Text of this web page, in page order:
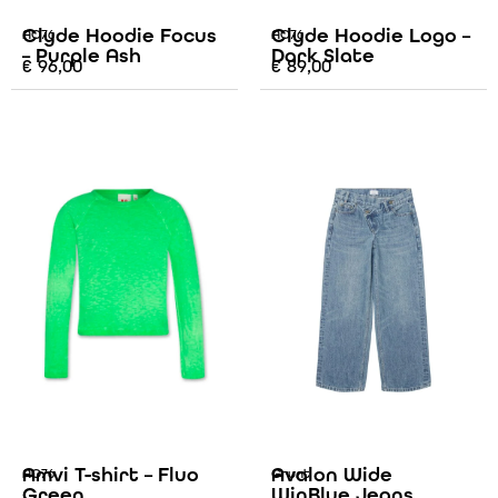
AO76
Clyde Hoodie Focus
– Purple Ash
€ 96,00
AO76
Clyde Hoodie Logo –
Dark Slate
€89,00
AO76
Amvi T-shirt – Fluo
Grunt
Avalon Wide